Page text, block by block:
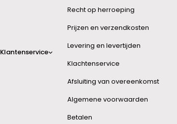
Klantenservice
Recht op herroeping
Prijzen en verzendkosten
Levering en levertijden
Klachtenservice
Afsluiting van overeenkomst
Algemene voorwaarden
Betalen